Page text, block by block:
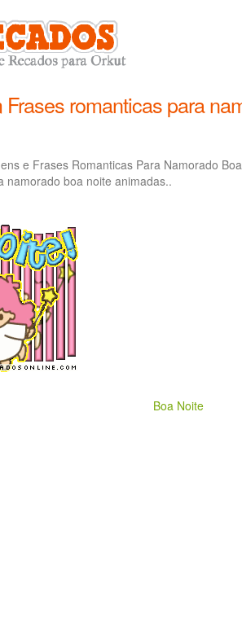
romanticas para
e Frases Romanticas Para Namorado
namorado boa noite animadas..
Boa Noite